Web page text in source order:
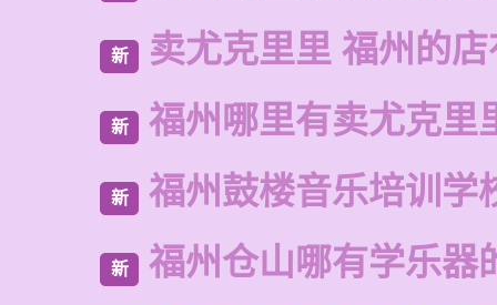
新 卖尤克里里 福州的
新 福州哪里有卖尤克里
新 福州鼓楼音乐培训学
新 福州仓山哪有学乐器